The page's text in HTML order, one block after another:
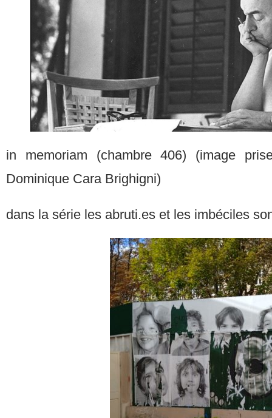
in memoriam (chambre 406) (image
Dominique Cara Brighigni)
dans la série les abruti.es et les imbéciles